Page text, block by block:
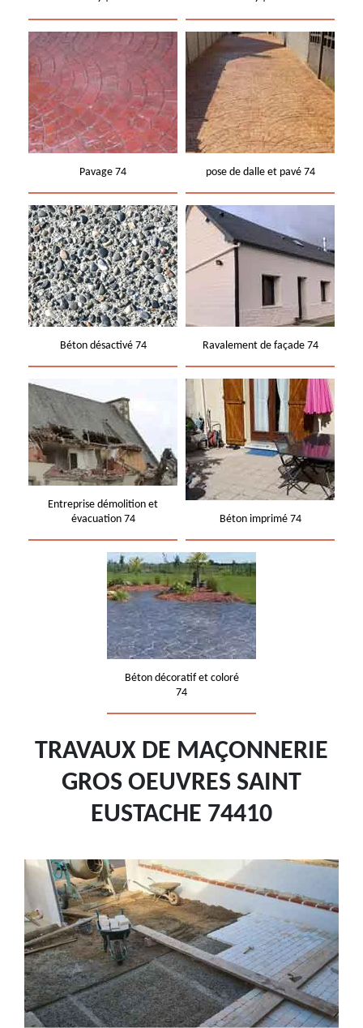
Pavage 74 pose de dalle et pavé 74
Béton désactivé 74 Ravalement de façade 74
Entreprise démolition et
évacuation 74
Béton imprimé 74
Béton décoratif et coloré
74
TRAVAUX DE MAÇONNERIE
GROS OEUVRES SAINT
EUSTACHE 74410